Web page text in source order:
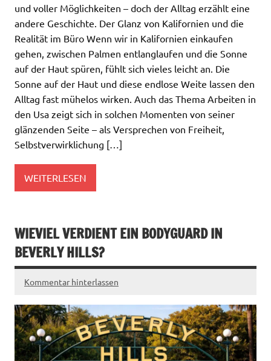
und voller Möglichkeiten – doch der Alltag erzählt eine
andere Geschichte. Der Glanz von Kalifornien und die
Realität im Büro Wenn wir in Kalifornien einkaufen
gehen, zwischen Palmen entlanglaufen und die Sonne
auf der Haut spüren, fühlt sich vieles leicht an. Die
Sonne auf der Haut und diese endlose Weite lassen den
Alltag fast mühelos wirken. Auch das Thema Arbeiten in
den Usa zeigt sich in solchen Momenten von seiner
glänzenden Seite – als Versprechen von Freiheit,
Selbstverwirklichung […]
WEITERLESEN
WIEVIEL VERDIENT EIN BODYGUARD IN
BEVERLY HILLS?
Kommentar hinterlassen